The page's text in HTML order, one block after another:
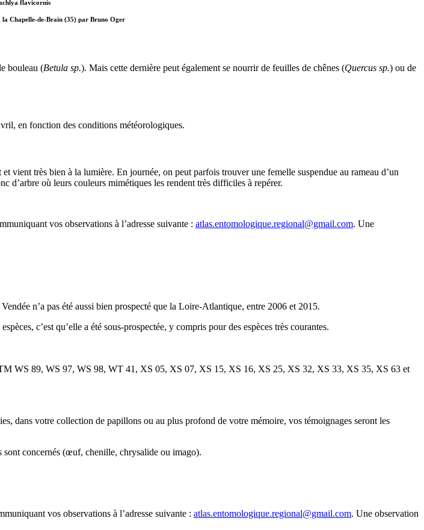
la Chapelle-de-Brain (35) par Bruno Oger
bouleau (Betula sp.). Mais cette dernière peut également se nourrir de feuilles de chênes (Quercus sp.) ou de
en fonction des conditions météorologiques.
très bien à la lumière. En journée, on peut parfois trouver une femelle suspendue au rameau d’un
d’arbre où leurs couleurs mimétiques les rendent très difficiles à repérer.
vos observations à l’adresse suivante : atlas.entomologique.regional@gmail.com. Une
n’a pas été aussi bien prospecté que la Loire-Atlantique, entre 2006 et 2015.
c’est qu’elle a été sous-prospectée, y compris pour des espèces très courantes.
WS 89, WS 97, WS 98, WT 41, XS 05, XS 07, XS 15, XS 16, XS 25, XS 32, XS 33, XS 35, XS 63 et
dans votre collection de papillons ou au plus profond de votre mémoire, vos témoignages seront les
sont concernés (œuf, chenille, chrysalide ou imago).
vos observations à l’adresse suivante : atlas.entomologique.regional@gmail.com. Une observation